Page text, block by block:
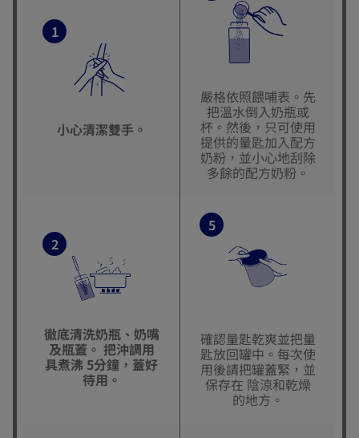
1
小心清潔雙手。
嚴格依照餵哺表。先
把溫水倒入奶瓶或
杯。然後，只可使用
提供的量匙加入配方
奶粉，並小心地刮除
多餘的配方奶粉。
2
徹底清洗奶瓶、奶嘴
及瓶蓋。 把沖調用
具煮沸 5分鐘，蓋好
待用。
5
確認量匙乾爽並把量
匙放回罐中。每次使
用後請把罐蓋緊，並
保存在 陰涼和乾燥
的地方。